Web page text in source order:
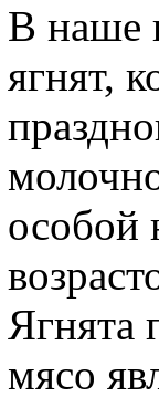
В наше
ягнят,
особой
Ягнята
мясо